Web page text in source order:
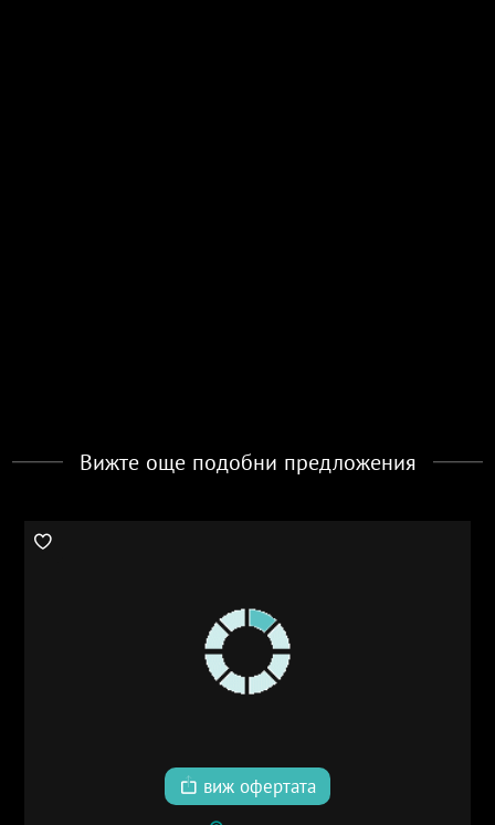
Вижте още подобни предложения
виж офертата